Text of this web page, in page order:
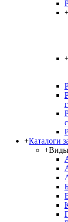
+Каталоги
+Виды